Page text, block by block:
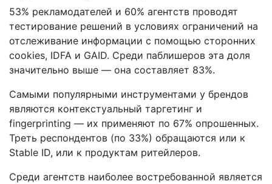
53% рекламодателей и 60% агентств проводят
тестирование решений в условиях ограничений на
отслеживание информации с помощью сторонних
cookies, IDFA и GAID. Среди паблишеров эта доля
значительно выше — она составляет 83%.
Самыми популярными инструментами у брендов
являются контекстуальный таргетинг и
fingerprinting — их применяют по 67% опрошенных.
Треть респондентов (по 33%) обращаются или к
Stable ID, или к продуктам ритейлеров.
Среди агентств наиболее востребованной является